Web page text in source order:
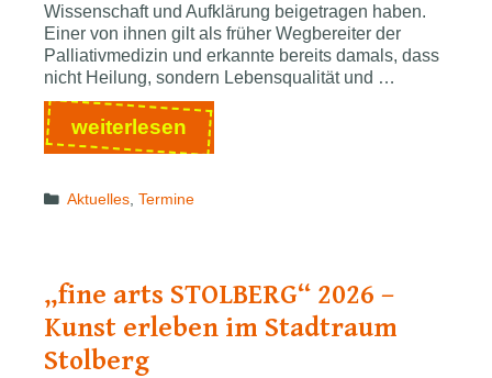
Wissenschaft und Aufklärung beigetragen haben.
Einer von ihnen gilt als früher Wegbereiter der
Palliativmedizin und erkannte bereits damals, dass
nicht Heilung, sondern Lebensqualität und …
weiterlesen Stolberger
Geistesgrößen:
über
Categories
Aktuelles ,Termine
„fine arts STOLBERG“ 2026 –
Kunst erleben im Stadtraum
Stolberg